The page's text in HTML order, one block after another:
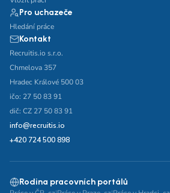
Pro uchazeče
Hledání práce
Kontakt
Recruitis.io s.r.o.
Chmelova 357
Hradec Králové 500 03
ičo: 27 50 83 91
dič: CZ 27 50 83 91
info@recruitis.io
+420 724 500 898
Rodina pracovních portálů